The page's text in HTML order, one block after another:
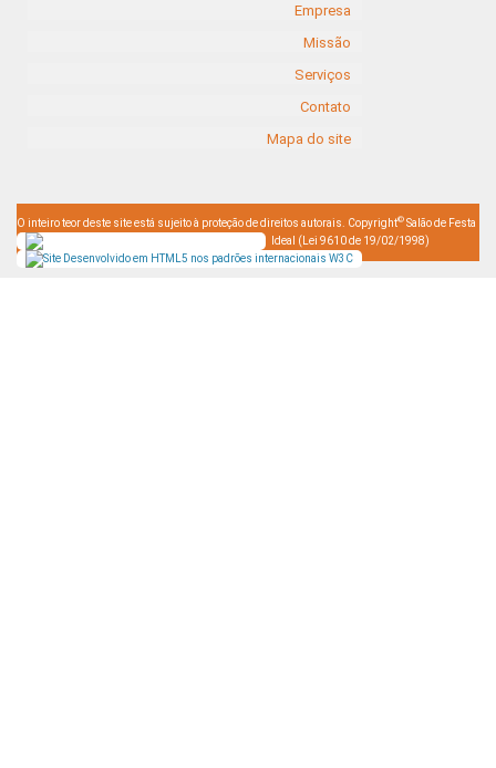
Empresa
Missão
Serviços
Contato
Mapa do site
O inteiro teor deste site está sujeito à proteção de direitos autorais. Copyright© Salão de Festa
Ideal (Lei 9610 de 19/02/1998)